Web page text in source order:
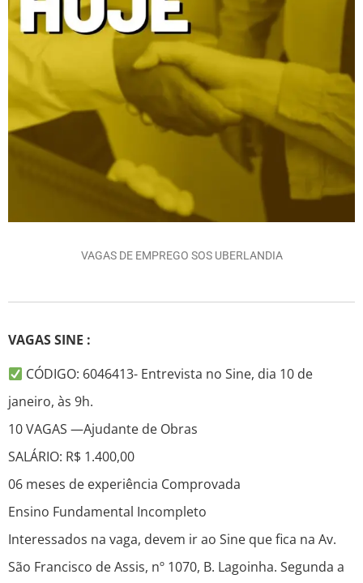
VAGAS DE EMPREGO SOS UBERLANDIA
VAGAS SINE :
CÓDIGO: 6046413- Entrevista no Sine, dia 10 de
janeiro, às 9h.
10 VAGAS —Ajudante de Obras
SALÁRIO: R$ 1.400,00
06 meses de experiência Comprovada
Ensino Fundamental Incompleto
Interessados na vaga, devem ir ao Sine que fica na Av.
São Francisco de Assis, nº 1070, B. Lagoinha. Segunda a